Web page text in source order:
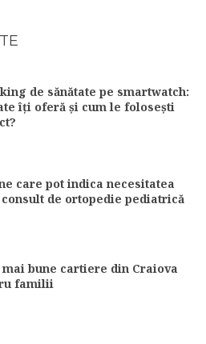
de sănătate pe smartwatch:
îți oferă și cum le folosești
care pot indica necesitatea
de ortopedie pediatrică
mai bune cartiere din Craiova
familii